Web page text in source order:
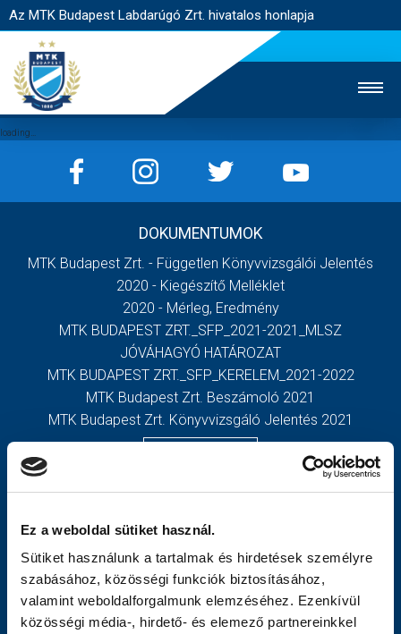
Ez a weboldal sütiket használ.
Sütiket használunk a tartalmak és hirdetések személyre
szabásához, közösségi funkciók biztosításához,
valamint weboldalforgalmunk elemzéséhez. Ezenkívül
közösségi média-, hirdető- és elemező partnereinkkel
Az MTK Budapest Labdarúgó Zrt. hivatalos honlapja
JEGYÉRTÉKESÍTÉS
WEBSHOP
EGYESÜLET
KAPCSOLAT
NYITÓLAP
HÍREK
CSAPATOK
MÉRKŐZÉSEK
SZURKOLÓI ÉLMÉNYEK
AKKREDITÁCIÓ
DOKUMENTUMOK
MTK Budapest Zrt. - Független Könyvvizsgálói Jelentés
2020 - Kiegészítő Melléklet
2020 - Mérleg, Eredmény
MTK BUDAPEST ZRT._SFP_2021-2021_MLSZ
JÓVÁHAGYÓ HATÁROZAT
MTK BUDAPEST ZRT._SFP_KERELEM_2021-2022
MTK Budapest Zrt. Beszámoló 2021
MTK Budapest Zrt. Könyvvizsgáló Jelentés 2021
OLDALTÉRKÉP
Nyitólap
Csapatok
Mérkőzések
MTK Budapest